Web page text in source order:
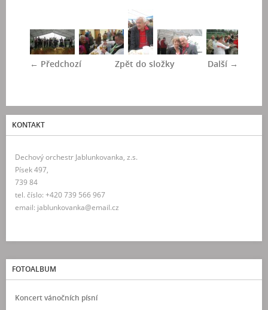
← Předchozí Další →
Zpět do složky
KONTAKT
Dechový orchestr Jablunkovanka, z.s.
Písek 497,
739 84
tel. číslo: +420 739 566 967
email: jablunkovanka@email.cz
FOTOALBUM
Koncert vánočních písní